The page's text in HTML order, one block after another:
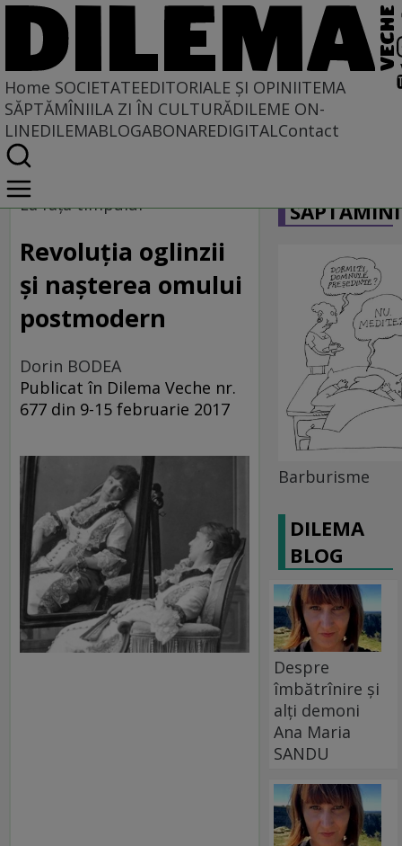
Home SOCIETATEEDITORIALE ȘI OPINIITEMA
SĂPTĂMÎNIILA ZI ÎN CULTURĂDILEME ON-
LINEDILEMABLOGABONAREDIGITALContact
Home
Societate
La faţa timpului
Revoluţia oglinzii
şi naşterea omului
postmodern
Dorin BODEA
Publicat în Dilema Veche nr.
677 din 9-15 februarie 2017
Barburisme
DILEMA
BLOG
Despre
îmbătrînire și
alți demoni
Ana Maria
SANDU